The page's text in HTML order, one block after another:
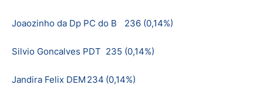
Joaozinho da Dp PC do B 236 (0,14%)
Silvio Goncalves PDT 235 (0,14%)
Jandira Felix DEM 234 (0,14%)